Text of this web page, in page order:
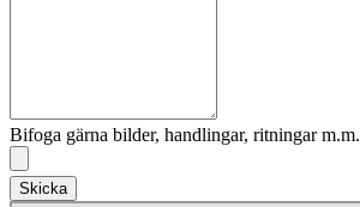
Bifoga gärna bilder, handlingar, ritningar m.m.
Skicka